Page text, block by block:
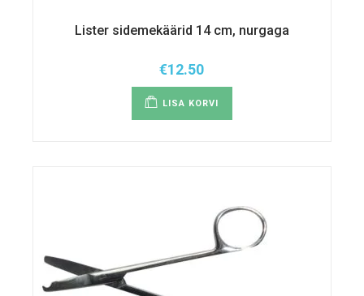
Lister sidemekäärid 14 cm, nurgaga
€12.50
LISA KORVI